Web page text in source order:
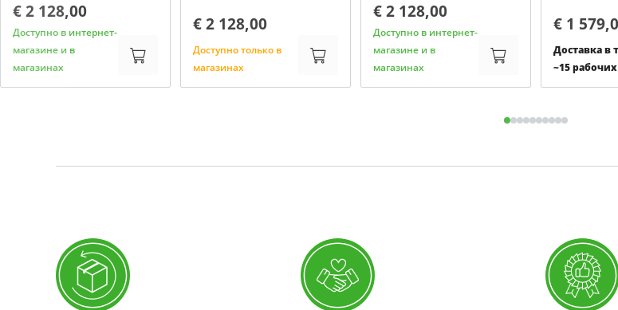
€ 2 128,00
Доступно в интернет-
магазине и в
магазинах
€ 2 128,00
Доступно только в
магазинах
€ 2 128,00
Доступно в интернет-
магазине и в
магазинах
€ 1
Доставка в
~15